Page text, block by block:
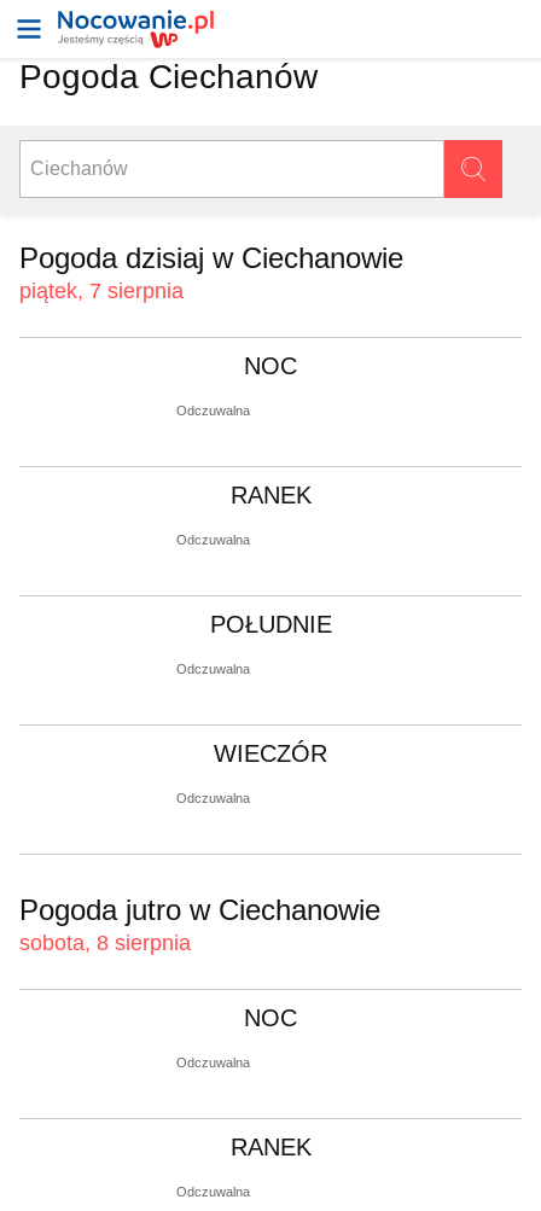
Pogoda Ciechanów
Pogoda dzisiaj w Ciechanowie
piątek, 7 sierpnia
NOC
Odczuwalna
RANEK
Odczuwalna
POŁUDNIE
Odczuwalna
WIECZÓR
Odczuwalna
Pogoda jutro w Ciechanowie
sobota, 8 sierpnia
NOC
Odczuwalna
RANEK
Odczuwalna